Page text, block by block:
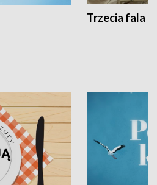
Trzecia fala -